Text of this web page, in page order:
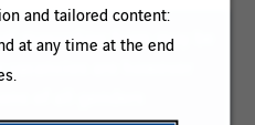
and tailored content:
at any time at the end
masculine form may be
are however